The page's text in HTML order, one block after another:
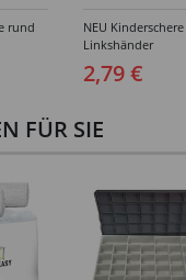
rund
NEU
Linkshänder
2,79 €
FÜR SIE